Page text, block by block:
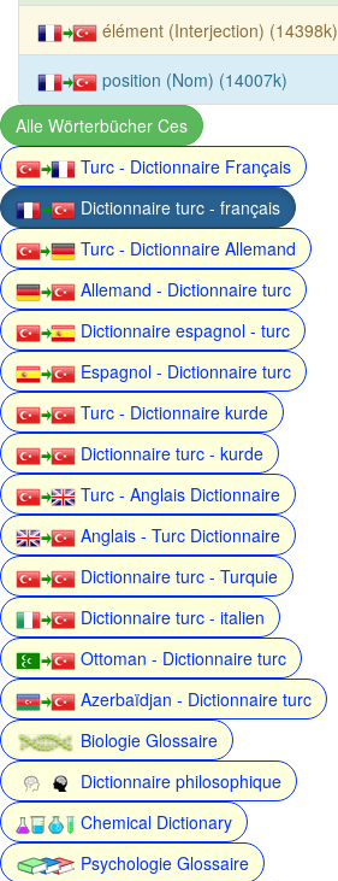
élément (Interjection) (14398k)
position (Nom) (14007k)
Alle Wörterbücher Ces
Turc - Dictionnaire Français
Dictionnaire turc - français
Turc - Dictionnaire Allemand
Allemand - Dictionnaire turc
Dictionnaire espagnol - turc
Espagnol - Dictionnaire turc
Turc - Dictionnaire kurde
Dictionnaire turc - kurde
Turc - Anglais Dictionnaire
Anglais - Turc Dictionnaire
Dictionnaire turc - Turquie
Dictionnaire turc - italien
Ottoman - Dictionnaire turc
Azerbaïdjan - Dictionnaire turc
Biologie Glossaire
Dictionnaire philosophique
Chemical Dictionary
Psychologie Glossaire